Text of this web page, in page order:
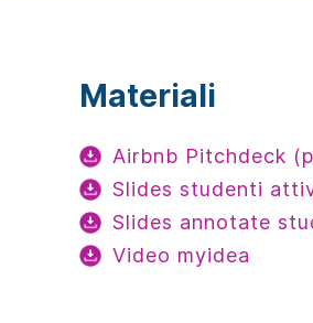
Materiali
Airbnb Pitchdeck
Slides studenti
Slides annotate
Video myidea